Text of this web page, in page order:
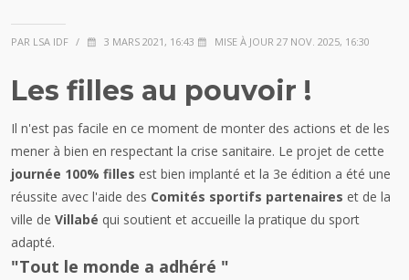
PAR LSA IDF / 3 MARS 2021, 16:43 MISE À JOUR 27 NOV. 2025, 16:30
Les filles au pouvoir !
Il n'est pas facile en ce moment de monter des actions et de les
mener à bien en respectant la crise sanitaire. Le projet de cette
journée 100% filles est bien implanté et la 3e édition a été une
réussite avec l'aide des Comités sportifs partenaires et de la
ville de Villabé qui soutient et accueille la pratique du sport
adapté.
"Tout le monde a adhéré "